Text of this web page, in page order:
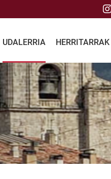
UDALERRIA HERRITARRAK